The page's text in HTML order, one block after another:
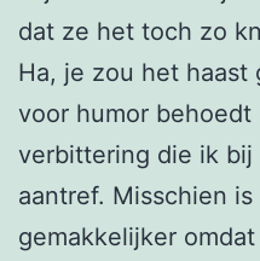
dat ze het toch zo
Ha, je zou het haast
voor humor behoedt
verbittering die ik bij
aantref. Misschien
gemakkelijker